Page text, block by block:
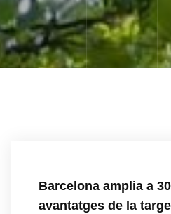
Barcelona amplia a
avantatges de la